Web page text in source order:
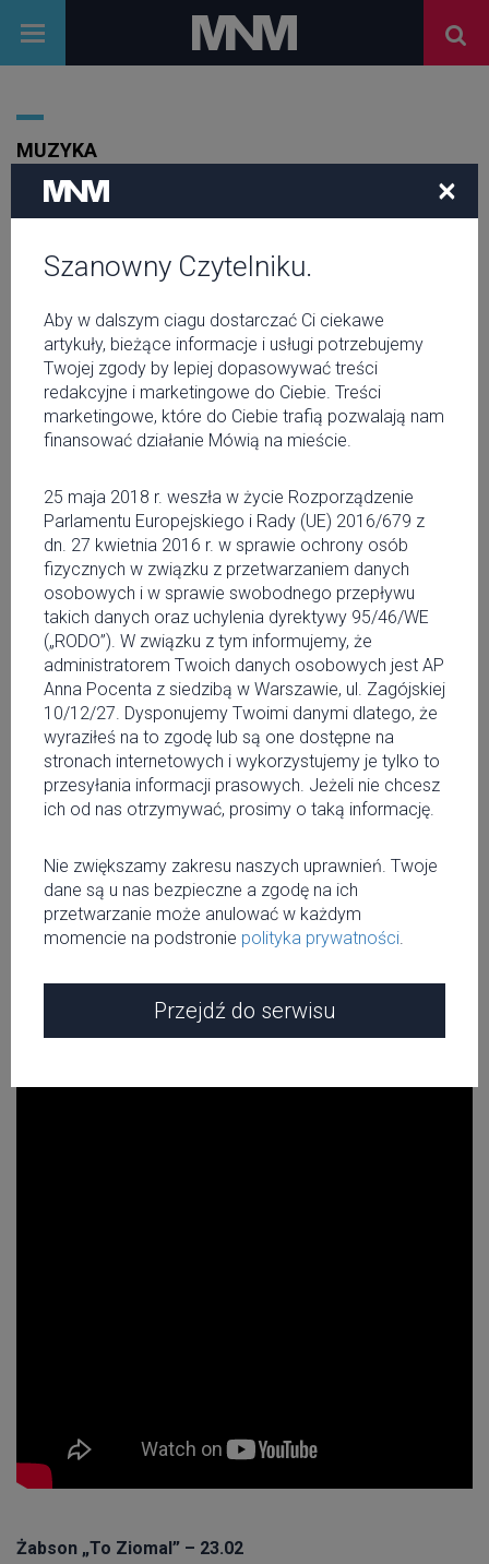
MUZYKA
31 marca
NAJGORĘTSZE RAPOWE
PREMIERY
Sprawdź, co ciekawego dzieje się na polskim rynku
muzycznym od początku 2018 roku. O.S.T.R, Bracia
Waglewscy, Taco Hemingway i Quebonafide to tylko kilku
z autorów ostatnich propozycji płytowych w kategorii
rap.
O.S.T.R „W drodze po szczęście” - 23.02
Album promuje energetyczny singiel „Słuch”. Krążek od miesiąca jest
premierą. Pełne radości życia teksty, zwracające uwagę na detale,
które czynią egzystencję wyjątkową, stanowią wyraźny kontrast dla
strapionych, czasem depresyjnych kawałków z poprzednich płyt. Za
Żabson „To Ziomal” – 23.02
×
Szanowny Czytelniku.
Aby w dalszym ciagu dostarczać Ci ciekawe
artykuły, bieżące informacje i usługi potrzebujemy
Twojej zgody by lepiej dopasowywać treści
redakcyjne i marketingowe do Ciebie. Treści
marketingowe, które do Ciebie trafią pozwalają nam
finansować działanie Mówią na mieście.
25 maja 2018 r. weszła w życie Rozporządzenie
Parlamentu Europejskiego i Rady (UE) 2016/679 z
dn. 27 kwietnia 2016 r. w sprawie ochrony osób
fizycznych w związku z przetwarzaniem danych
osobowych i w sprawie swobodnego przepływu
takich danych oraz uchylenia dyrektywy 95/46/WE
(„RODO”). W związku z tym informujemy, że
administratorem Twoich danych osobowych jest AP
Anna Pocenta z siedzibą w Warszawie, ul. Zagójskiej
10/12/27. Dysponujemy Twoimi danymi dlatego, że
wyraziłeś na to zgodę lub są one dostępne na
stronach internetowych i wykorzystujemy je tylko to
przesyłania informacji prasowych. Jeżeli nie chcesz
ich od nas otrzymywać, prosimy o taką informację.
Nie zwiększamy zakresu naszych uprawnień. Twoje
dane są u nas bezpieczne a zgodę na ich
przetwarzanie może anulować w każdym
momencie na podstronie polityka prywatności.
Przejdź do serwisu